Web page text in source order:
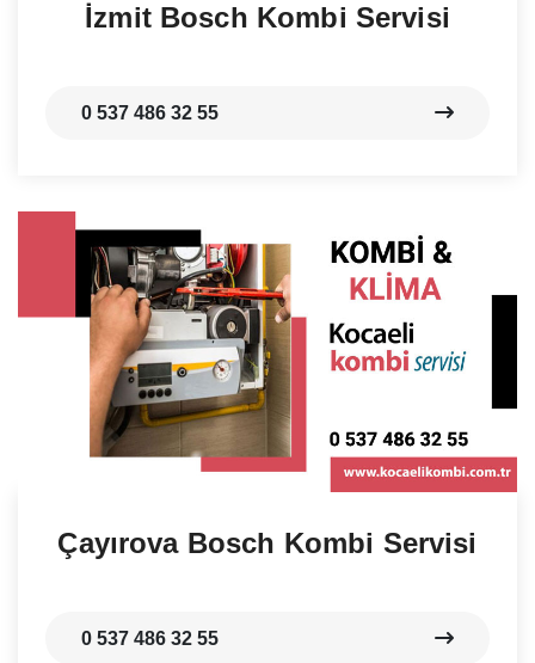
İzmit Bosch Kombi Servisi
0 537 486 32 55
Çayırova Bosch Kombi Servisi
0 537 486 32 55